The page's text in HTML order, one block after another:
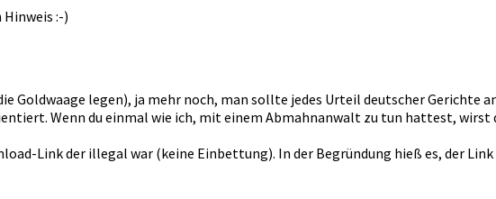
:-)
Goldwaage legen), ja mehr noch, man sollte jedes Urteil deutscher Gerichte
Wenn du einmal wie ich, mit einem Abmahnanwalt zu tun hattest, wirst
Link der illegal war (keine Einbettung). In der Begründung hieß es, der